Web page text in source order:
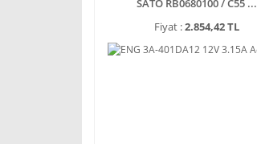
SATO RB0680100 / C55 ...
Fiyat :2.854,42 TL